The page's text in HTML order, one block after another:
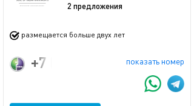
2 предложения
размещается больше двух лет
показать номер
+7 (999) 264-24-54